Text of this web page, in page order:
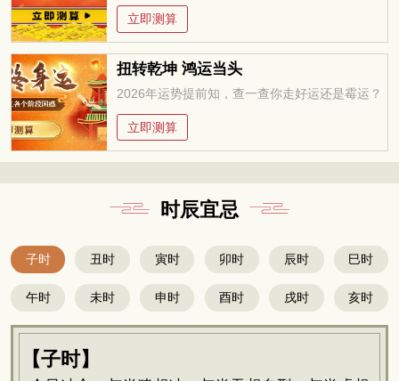
立即测算
扭转乾坤 鸿运当头
2026年运势提前知，查一查你走好运还是霉运？
立即测算
时辰宜忌
子时 丑时 寅时 卯时 辰时 巳时
午时 未时 申时 酉时 戌时 亥时
【子时】